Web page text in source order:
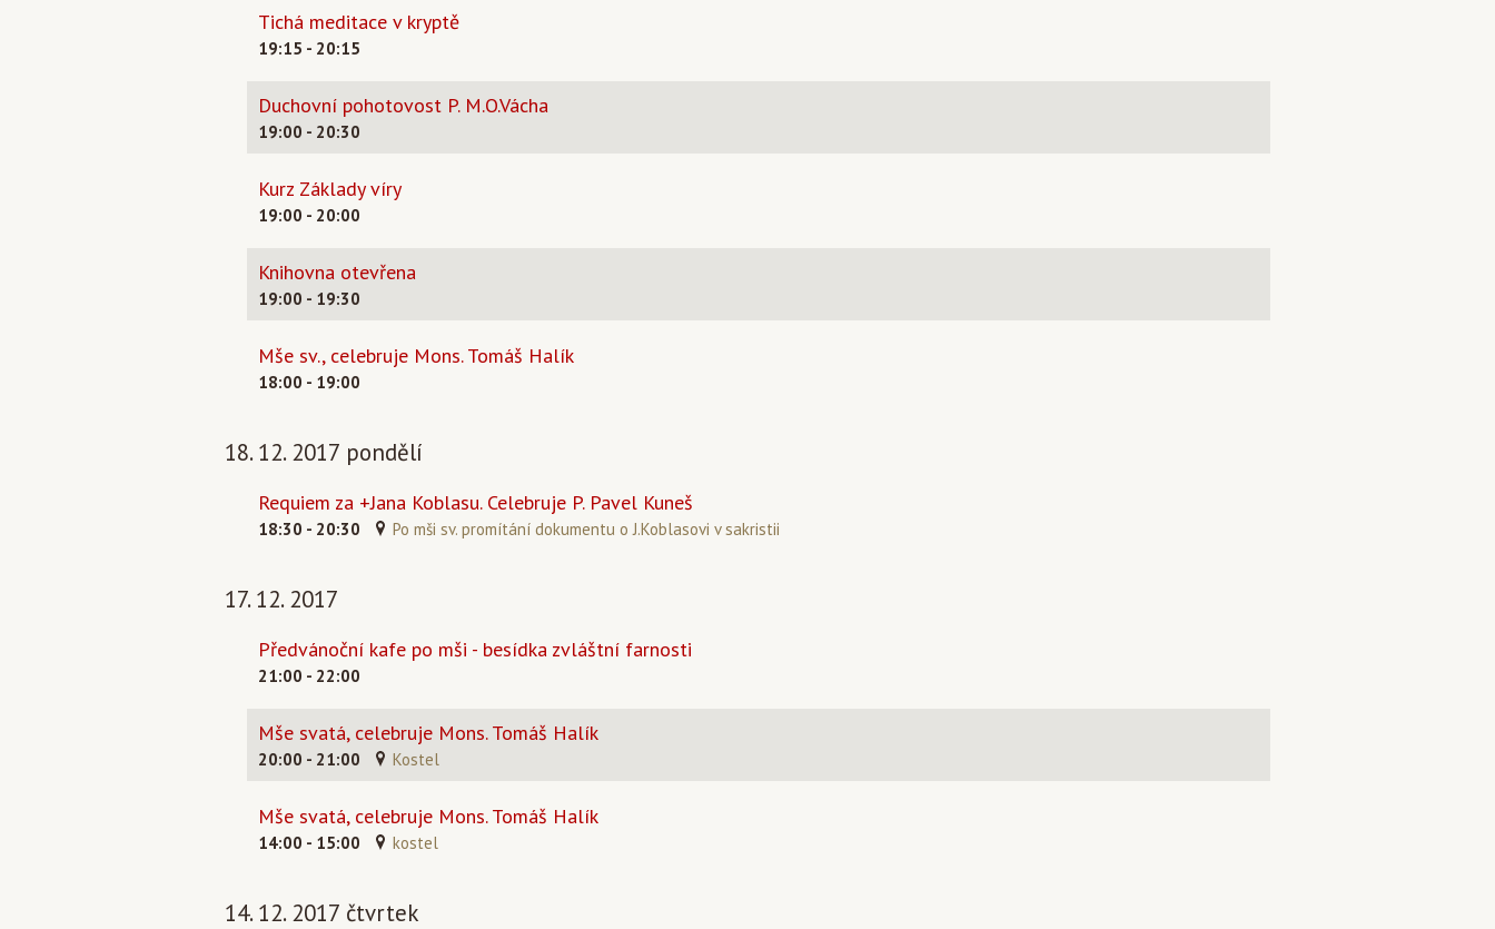
Tichá meditace v kryptě
19:15 - 20:15
Duchovní pohotovost P. M.O.Vácha
19:00 - 20:30
Kurz Základy víry
19:00 - 20:00
Knihovna otevřena
19:00 - 19:30
Mše sv., celebruje Mons. Tomáš Halík
18:00 - 19:00
18. 12. 2017 pondělí
Requiem za +Jana Koblasu. Celebruje P. Pavel Kuneš
18:30 - 20:30 Po mši sv. promítání dokumentu o J.Koblasovi v sakristii
17. 12. 2017
Předvánoční kafe po mši - besídka zvláštní farnosti
21:00 - 22:00
Mše svatá, celebruje Mons. Tomáš Halík
20:00 - 21:00 Kostel
Mše svatá, celebruje Mons. Tomáš Halík
14:00 - 15:00 kostel
14. 12. 2017 čtvrtek